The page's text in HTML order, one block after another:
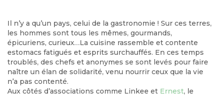
Il n’y a qu’un pays, celui de la gastronomie ! Sur ces terres,
les hommes sont tous les mêmes, gourmands,
épicuriens, curieux…La cuisine rassemble et contente
estomacs fatigués et esprits surchauffés. En ces temps
troublés, des chefs et anonymes se sont levés pour faire
naître un élan de solidarité, venu nourrir ceux que la vie
n’a pas contenté.
Aux côtés d’associations comme Linkee et Ernest, le